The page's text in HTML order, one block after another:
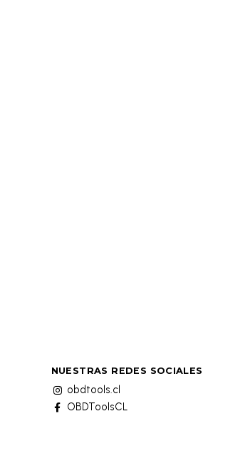
NUESTRAS REDES SOCIALES
obdtools.cl
OBDToolsCL